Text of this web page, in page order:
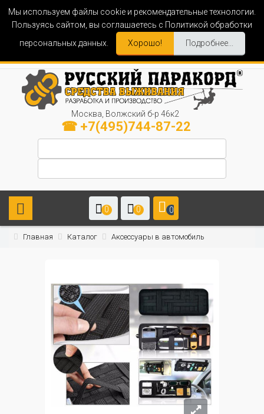
Мы используем файлы cookie и рекомендательные технологии.
Пользуясь сайтом, вы соглашаетесь с Политикой обработки
персональных данных.
Хорошо! Подробнее...
Москва, Волжский б-р 46к2
☎ +7(495)744-87-22
0 0 0
Главная Каталог Аксессуары в автомобиль